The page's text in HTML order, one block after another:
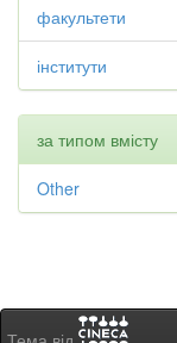
факультети
інститути
за типом вмісту
Other